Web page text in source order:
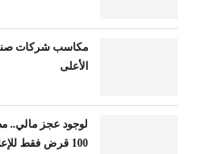
مكاسب شركات
الأعلى
لوجود عجز مالي..
100 قرض فقط للإعلان عنهم قريبا